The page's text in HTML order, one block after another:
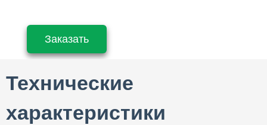
Заказать
Технические
характеристики